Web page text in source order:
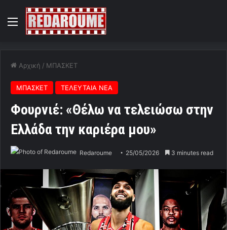
Menu
Αρχική / ΜΠΑΣΚΕΤ
ΜΠΑΣΚΕΤ ΤΕΛΕΥΤΑΙΑ ΝΕΑ
Φουρνιέ: «Θέλω να τελειώσω στην
Ελλάδα την καριέρα μου»
Redaroume 25/05/2026 3 minutes read